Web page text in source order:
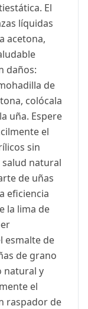
El
líquidas
acetona,
daños:
de
colócala
uña. Espere
el
sin
natural
de uñas
eficiencia
la lima de
esmalte de
de grano
natural y
el
raspador de